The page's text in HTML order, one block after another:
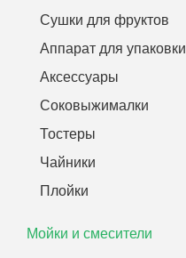
Сушки для фруктов
Аппарат для упаковки
Аксессуары
Соковыжималки
Тостеры
Чайники
Плойки
Мойки и смесители